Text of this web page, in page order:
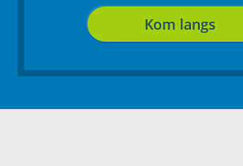
Kom langs